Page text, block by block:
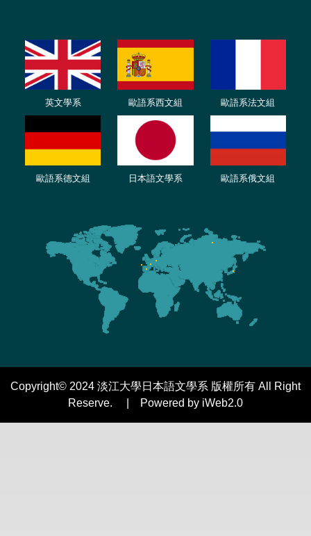
英文學系 歐語系西文組 歐語系法文組
歐語系德文組 日本語文學系 歐語系俄文組
Copyright© 2024 淡江大學日本語文學系 版權所有 All Right
Reserve. | Powered by iWeb2.0